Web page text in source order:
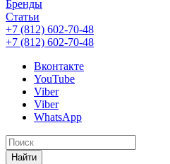
Бренды
Статьи
+7 (812) 602-70-48
+7 (812) 602-70-48
Вконтакте
YouTube
Viber
Viber
WhatsApp
Найти